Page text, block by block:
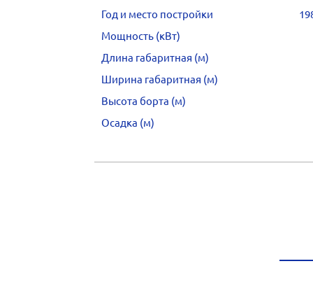
Год и место постройки
Мощность (кВт)
Длина габаритная (м)
Ширина габаритная (м)
Высота борта (м)
Осадка (м)